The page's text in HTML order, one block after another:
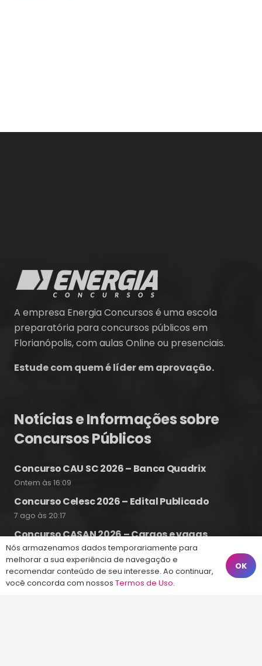
A empresa Energia Concursos é uma escola
preparatória para concursos públicos em
Florianópolis, com aulas Online ou presenciais.
Estude com quem é líder em aprovação.
Notícias e Informações sobre
Concursos Públicos
Concurso CAU SC 2026 – Banca Quadrix
Ontem às 16:09
Concurso Celesc 2026 – Edital Publicado
7 ago às 20:17
Concurso CASAN 2026 – Cargos e vagas
previstas
7 ago às 19:25
Nós armazenamos dados temporariamente para
melhorar a sua experiência de navegação e
recomendar conteúdo de seu interesse. Ao continuar,
você concorda com nossos Termos de Uso.
OK